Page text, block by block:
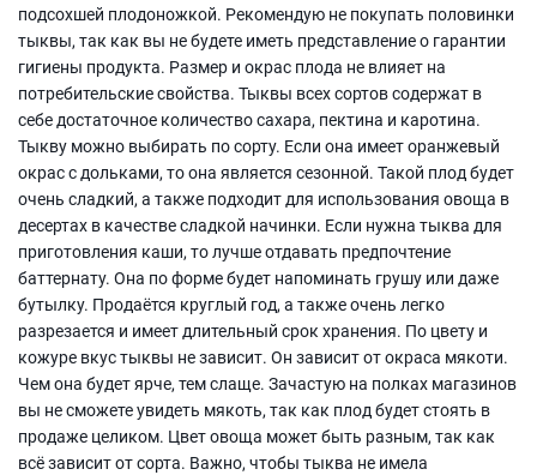
подсохшей плодоножкой. Рекомендую не покупать половинки
тыквы, так как вы не будете иметь представление о гарантии
гигиены продукта. Размер и окрас плода не влияет на
потребительские свойства. Тыквы всех сортов содержат в
себе достаточное количество сахара, пектина и каротина.
Тыкву можно выбирать по сорту. Если она имеет оранжевый
окрас с дольками, то она является сезонной. Такой плод будет
очень сладкий, а также подходит для использования овоща в
десертах в качестве сладкой начинки. Если нужна тыква для
приготовления каши, то лучше отдавать предпочтение
баттернату. Она по форме будет напоминать грушу или даже
бутылку. Продаётся круглый год, а также очень легко
разрезается и имеет длительный срок хранения. По цвету и
кожуре вкус тыквы не зависит. Он зависит от окраса мякоти.
Чем она будет ярче, тем слаще. Зачастую на полках магазинов
вы не сможете увидеть мякоть, так как плод будет стоять в
продаже целиком. Цвет овоща может быть разным, так как
всё зависит от сорта. Важно, чтобы тыква не имела